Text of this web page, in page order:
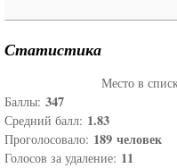
Статистика
Место в
Баллы: 347
Средний балл: 1.83
Проголосовало: 189 человек
Голосов за удаление: 11